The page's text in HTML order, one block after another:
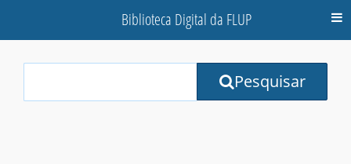
Biblioteca Digital da FLUP
Terms:
Pesquisar